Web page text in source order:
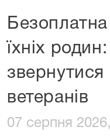
їхніх
ветеранів
07 серпня